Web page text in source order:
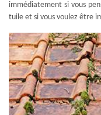
immédiatement si vous
tuile et si vous voulez être